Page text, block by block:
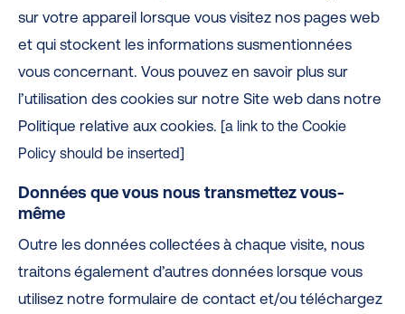
sur votre appareil lorsque vous visitez nos pages web
et qui stockent les informations susmentionnées
vous concernant. Vous pouvez en savoir plus sur
l’utilisation des cookies sur notre Site web dans notre
Politique relative aux cookies. [a link to the Cookie
Policy should be inserted]
Données que vous nous transmettez vous-
même
Outre les données collectées à chaque visite, nous
traitons également d’autres données lorsque vous
utilisez notre formulaire de contact et/ou téléchargez